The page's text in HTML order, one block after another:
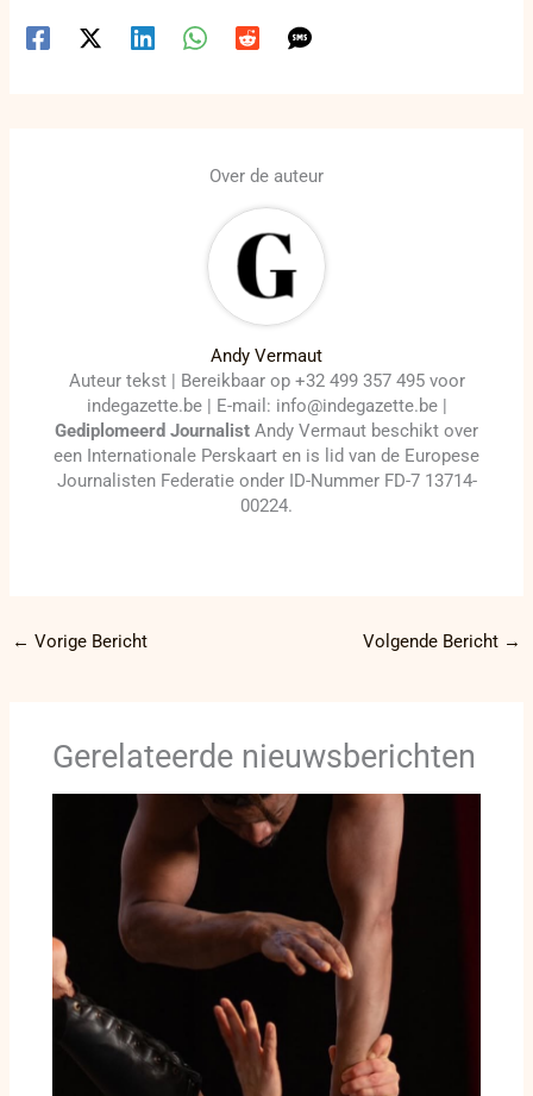
Over de auteur
Andy Vermaut
Auteur tekst | Bereikbaar op +32 499 357 495 voor
indegazette.be | E-mail: info@indegazette.be |
Gediplomeerd Journalist Andy Vermaut beschikt over
een Internationale Perskaart en is lid van de Europese
Journalisten Federatie onder ID-Nummer FD-7 13714-
00224.
← Vorige Bericht Volgende Bericht →
Gerelateerde nieuwsberichten